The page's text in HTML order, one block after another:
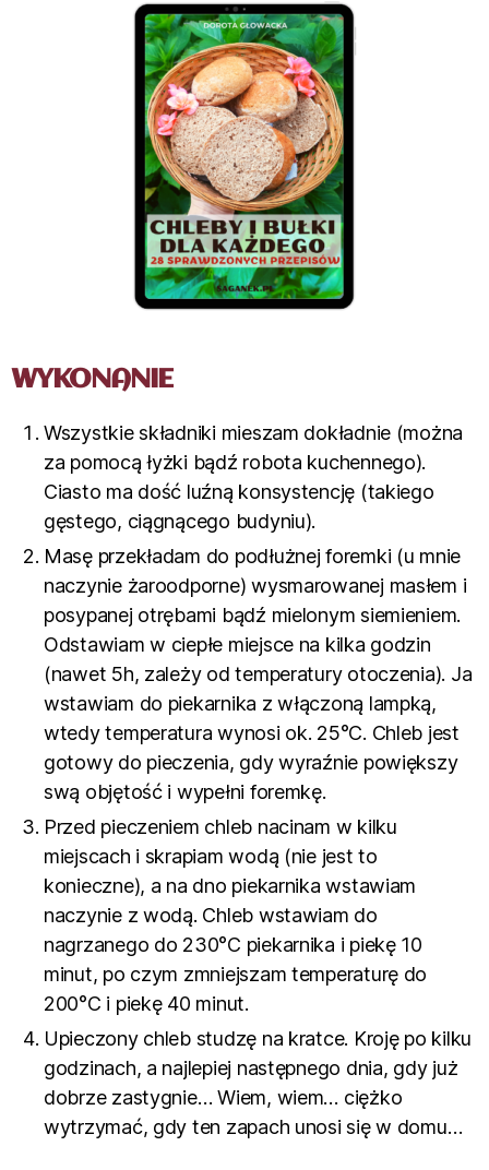
WYKONANIE
Wszystkie składniki mieszam dokładnie (można
za pomocą łyżki bądź robota kuchennego).
Ciasto ma dość luźną konsystencję (takiego
gęstego, ciągnącego budyniu).
Masę przekładam do podłużnej foremki (u mnie
naczynie żaroodporne) wysmarowanej masłem i
posypanej otrębami bądź mielonym siemieniem.
Odstawiam w ciepłe miejsce na kilka godzin
(nawet 5h, zależy od temperatury otoczenia). Ja
wstawiam do piekarnika z włączoną lampką,
wtedy temperatura wynosi ok. 25°C. Chleb jest
gotowy do pieczenia, gdy wyraźnie powiększy
swą objętość i wypełni foremkę.
Przed pieczeniem chleb nacinam w kilku
miejscach i skrapiam wodą (nie jest to
konieczne), a na dno piekarnika wstawiam
naczynie z wodą. Chleb wstawiam do
nagrzanego do 230°C piekarnika i piekę 10
minut, po czym zmniejszam temperaturę do
200°C i piekę 40 minut.
Upieczony chleb studzę na kratce. Kroję po kilku
godzinach, a najlepiej następnego dnia, gdy już
dobrze zastygnie… Wiem, wiem… ciężko
wytrzymać, gdy ten zapach unosi się w domu…